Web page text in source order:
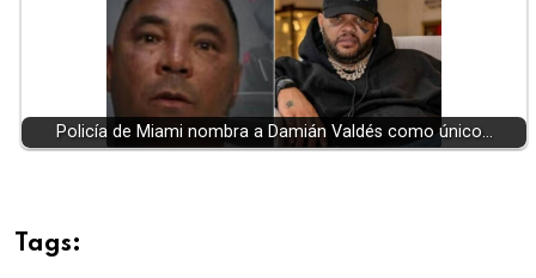
Policía de Miami nombra a Damián Valdés como único…
Tags: